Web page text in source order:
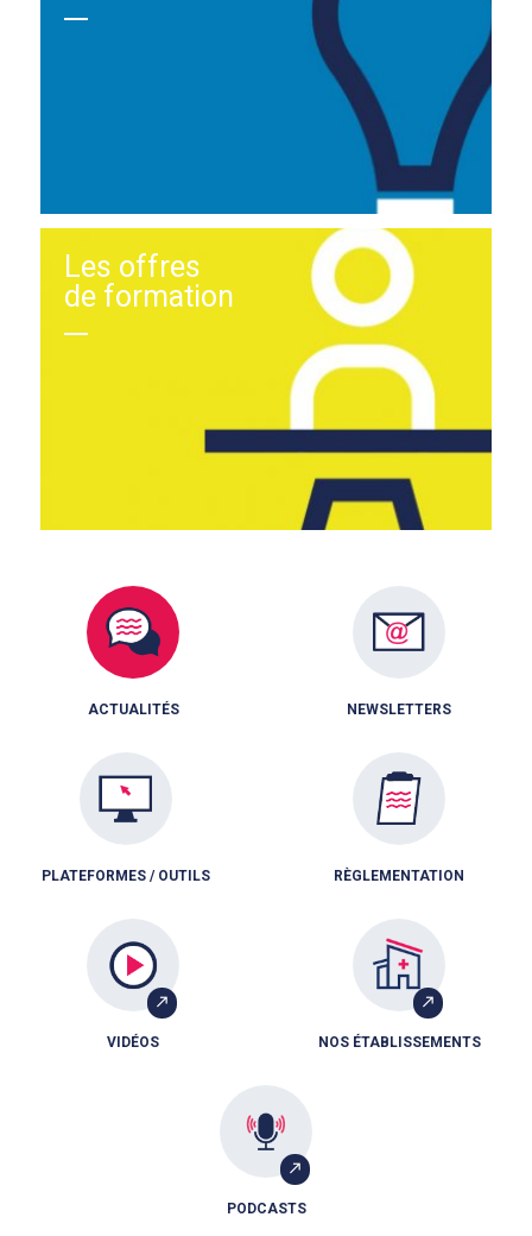
Les offres
de formation
ACTUALITÉS NEWSLETTERS
PLATEFORMES / OUTILS RÈGLEMENTATION
VIDÉOS NOS ÉTABLISSEMENTS
PODCASTS